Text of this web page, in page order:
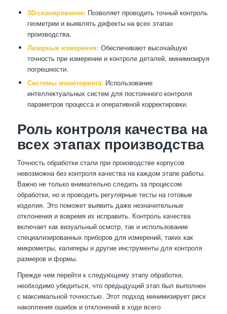
3D-сканирование:Позволяет проводить точный контроль
геометрии и выявлять дефекты на всех этапах
производства.
Лазерные измерения:Обеспечивают высочайшую
точность при измерении и контроле деталей, минимизируя
погрешности.
Системы мониторинга:Использование
интеллектуальных систем для постоянного контроля
параметров процесса и оперативной корректировки.
Роль контроля качества на
всех этапах производства
Точность обработки стали при производстве корпусов
невозможна без контроля качества на каждом этапе работы.
Важно не только внимательно следить за процессом
обработки, но и проводить регулярные тесты на готовые
изделия. Это поможет выявить даже незначительные
отклонения и вовремя их исправить. Контроль качества
включает как визуальный осмотр, так и использование
специализированных приборов для измерений, таких как
микрометры, калиперы и другие инструменты для контроля
размеров и формы.
Прежде чем перейти к следующему этапу обработки,
необходимо убедиться, что предыдущий этап был выполнен
с максимальной точностью. Этот подход минимизирует риск
накопления ошибок и отклонений в ходе всего